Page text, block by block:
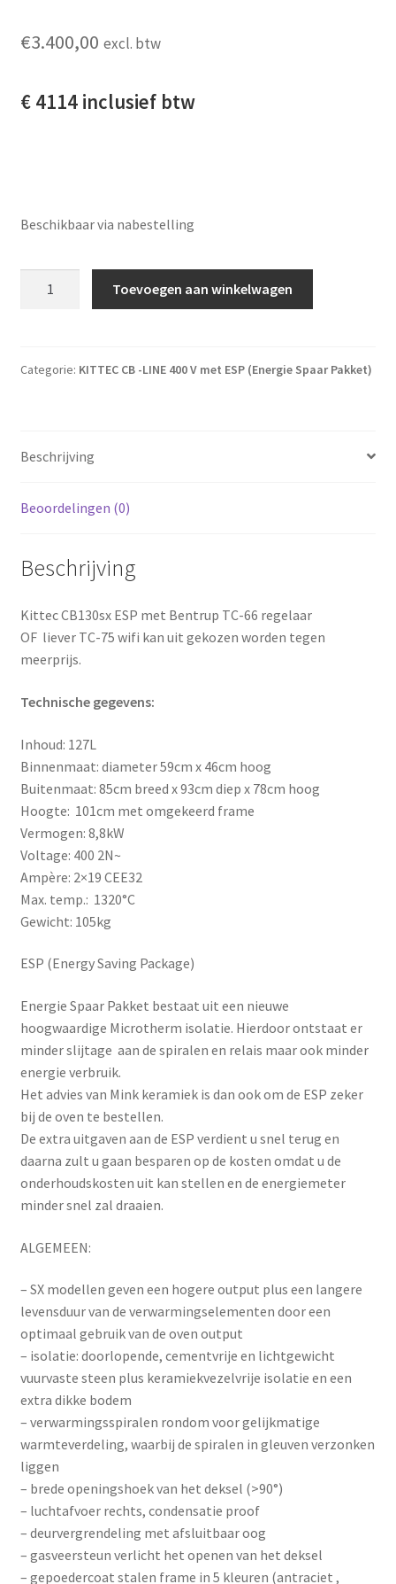
€3.400,00 excl. btw
€ 4114 inclusief btw
Beschikbaar via nabestelling
Toevoegen aan winkelwagen
Categorie: KITTEC CB -LINE 400 V met ESP (Energie Spaar Pakket)
Beschrijving
Beoordelingen (0)
Beschrijving
Kittec CB130sx ESP met Bentrup TC-66 regelaar
OF liever TC-75 wifi kan uit gekozen worden tegen
meerprijs.
Technische gegevens:
Inhoud: 127L
Binnenmaat: diameter 59cm x 46cm hoog
Buitenmaat: 85cm breed x 93cm diep x 78cm hoog
Hoogte: 101cm met omgekeerd frame
Vermogen: 8,8kW
Voltage: 400 2N~
Ampère: 2×19 CEE32
Max. temp.: 1320°C
Gewicht: 105kg
ESP (Energy Saving Package)
Energie Spaar Pakket bestaat uit een nieuwe
hoogwaardige Microtherm isolatie. Hierdoor ontstaat er
minder slijtage aan de spiralen en relais maar ook minder
energie verbruik.
Het advies van Mink keramiek is dan ook om de ESP zeker
bij de oven te bestellen.
De extra uitgaven aan de ESP verdient u snel terug en
daarna zult u gaan besparen op de kosten omdat u de
onderhoudskosten uit kan stellen en de energiemeter
minder snel zal draaien.
ALGEMEEN:
– SX modellen geven een hogere output plus een langere
levensduur van de verwarmingselementen door een
optimaal gebruik van de oven output
– isolatie: doorlopende, cementvrije en lichtgewicht
vuurvaste steen plus keramiekvezelvrije isolatie en een
extra dikke bodem
– verwarmingsspiralen rondom voor gelijkmatige
warmteverdeling, waarbij de spiralen in gleuven verzonken
liggen
– brede openingshoek van het deksel (>90°)
– luchtafvoer rechts, condensatie proof
– deurvergrendeling met afsluitbaar oog
– gasveersteun verlicht het openen van het deksel
– gepoedercoat stalen frame in 5 kleuren (antraciet ,